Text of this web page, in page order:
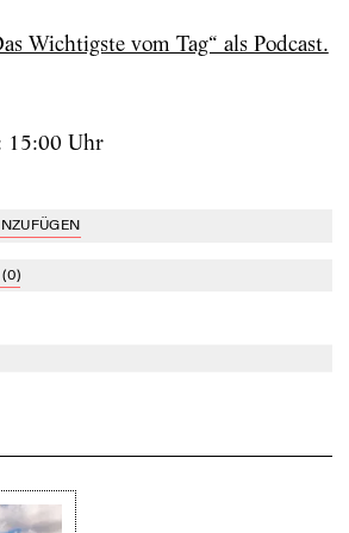
Wichtigste vom Tag“ als Podcast.
15:00 Uhr
(0)